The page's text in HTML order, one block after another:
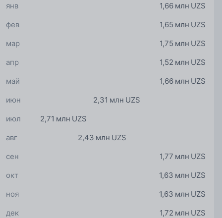
1,66 млн UZS
янв
1,65 млн UZS
фев
1,75 млн UZS
мар
1,52 млн UZS
апр
1,66 млн UZS
май
2,31 млн UZS
июн
2,71 млн UZS
июл
2,43 млн UZS
авг
1,77 млн UZS
сен
1,63 млн UZS
окт
1,63 млн UZS
ноя
1,72 млн UZS
дек